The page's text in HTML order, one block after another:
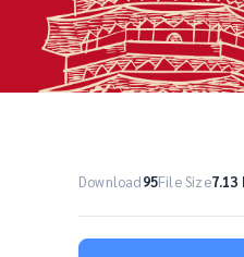
Download95File Size7.13